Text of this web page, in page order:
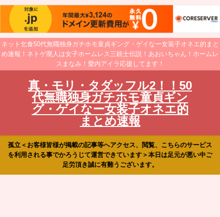
ネット乞食50代無職独身ガチホモ童貞ギング・ゲイなー女装子オネエ的まと
め速報！ネトゲ廃人は女子ホームレス三銃士伝説！あおいちゃん！ホームレ
スまなみ！愛内アイラ応援してます！
真・モリ・タダッフル2！！50
代無職独身ガチホモ童貞ギン
グ・ゲイなー女装子オネエ的
まとめ速報
孤立＜お客様皆様が掲載の記事等へアクセス、閲覧、こちらのサービス
を利用される事でかろうじて運営できています＞本日は足元が悪い中ご
足労頂き誠に有難うございます。